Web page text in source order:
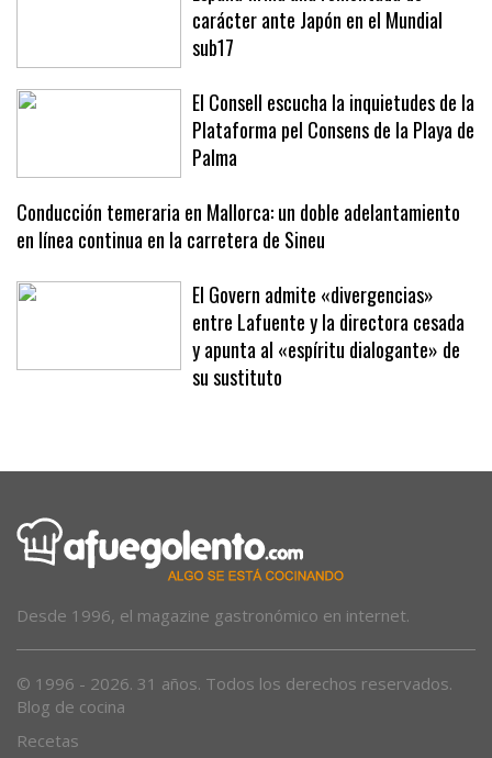
España firma una remontada de
carácter ante Japón en el Mundial
sub17
El Consell escucha la inquietudes de la
Plataforma pel Consens de la Playa de
Palma
Conducción temeraria en Mallorca: un doble adelantamiento
en línea continua en la carretera de Sineu
El Govern admite «divergencias»
entre Lafuente y la directora cesada
y apunta al «espíritu dialogante» de
Blog de cocina